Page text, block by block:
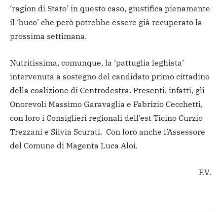
‘ragion di Stato’ in questo caso, giustifica pienamente
il ‘buco’ che però potrebbe essere già recuperato la
prossima settimana.
Nutritissima, comunque, la ‘pattuglia leghista’
intervenuta a sostegno del candidato primo cittadino
della coalizione di Centrodestra. Presenti, infatti, gli
Onorevoli Massimo Garavaglia e Fabrizio Cecchetti,
con loro i Consiglieri regionali dell’est Ticino Curzio
Trezzani e Silvia Scurati. Con loro anche l’Assessore
del Comune di Magenta Luca Aloi.
F.V.